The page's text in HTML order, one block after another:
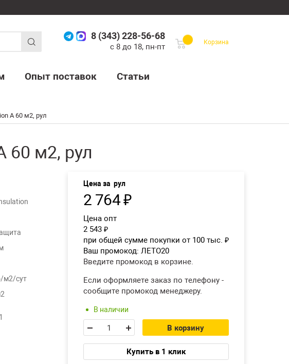
А 60 м2, рул
60 м2, рул
м2/сут
Цена за рул
2 764₽
Цена опт
2 543 ₽
при общей сумме покупки от 100 тыс. ₽
Ваш промокод: ЛЕТО20
Введите промокод в корзине.
Если оформляете заказ по телефону -
сообщите промокод менеджеру.
В наличии
В корзину
Купить в 1 клик
8 (343) 228-56-68
с 8 до 18, пн-пт
Корзина
Опыт поставок Статьи